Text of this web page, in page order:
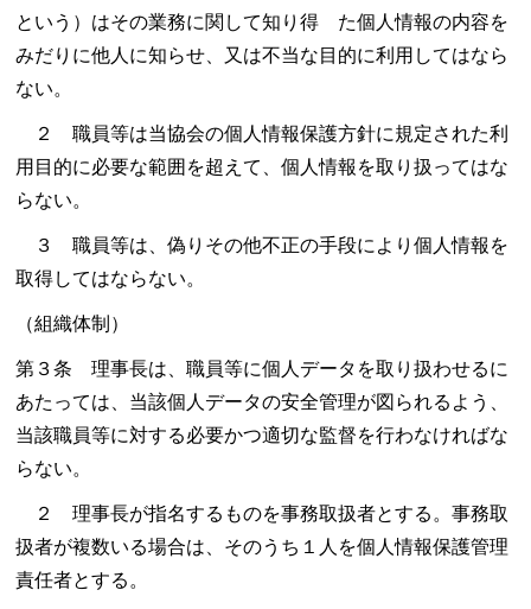
という）はその業務に関して知り得 た個人情報の内容を
みだりに他人に知らせ、又は不当な目的に利用してはなら
ない。
２ 職員等は当協会の個人情報保護方針に規定された利
用目的に必要な範囲を超えて、個人情報を取り扱ってはな
らない。
３ 職員等は、偽りその他不正の手段により個人情報を
取得してはならない。
（組織体制）
第３条 理事長は、職員等に個人データを取り扱わせるに
あたっては、当該個人データの安全管理が図られるよう、
当該職員等に対する必要かつ適切な監督を行わなければな
らない。
２ 理事長が指名するものを事務取扱者とする。事務取
扱者が複数いる場合は、そのうち１人を個人情報保護管理
責任者とする。